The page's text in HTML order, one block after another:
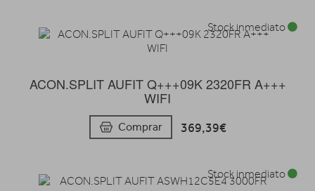
ACON.SPLIT AUFIT Q+++09K 2320FR A+++
WIFI
Comprar 369,39€
Stock inmediato
Stock inmediato